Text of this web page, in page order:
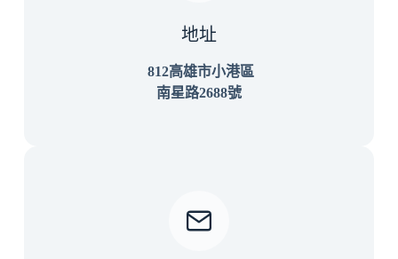
地址
812高雄市小港區
南星路2688號